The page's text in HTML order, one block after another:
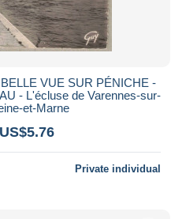
VUE SUR PÉNICHE -
- L'écluse de Varennes-sur-
et-Marne
Private individual